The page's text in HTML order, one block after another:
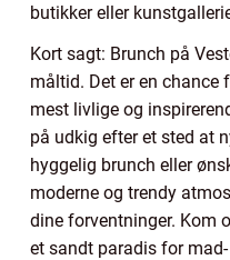
butikker eller
Kort sagt: Brunch på
måltid. Det er en chance
mest livlige og
på udkig efter et sted at
hyggelig brunch eller
moderne og trendy
dine forventninger. Kom
et sandt paradis for